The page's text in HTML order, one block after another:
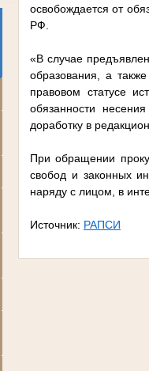
освобождается от
РФ.
«В случае
образования, а
правовом статусе
обязанности
доработку в
При обращении
свобод и законных
наряду с лицом, в
Источник: РАПСИ